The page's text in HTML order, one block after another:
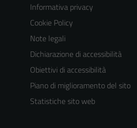
Informativa privacy
Cookie Policy
Note legali
Dichiarazione di accessibilità
Obiettivi di accessibilità
Piano di miglioramento del sito
Statistiche sito web
Tecnici
Questi cookie
sono necessari
per il
funzionamento
del sito e non